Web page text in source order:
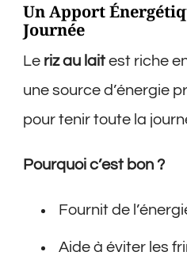
Un Apport
Journée
Le riz au lait est riche
une source d’énergie
pour tenir toute la
Pourquoi c’est bon ?
Fournit de
Aide à éviter les